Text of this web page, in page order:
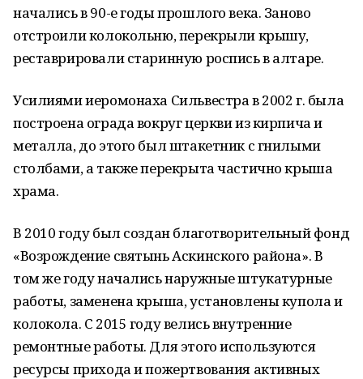
начались в 90-е годы прошлого века. Заново
отстроили колокольню, перекрыли крышу,
реставрировали старинную роспись в алтаре.
Усилиями иеромонаха Сильвестра в 2002 г. была
построена ограда вокруг церкви из кирпича и
металла, до этого был штакетник с гнилыми
столбами, а также перекрыта частично крыша
храма.
В 2010 году был создан благотворительный фонд
«Возрождение святынь Аскинского района». В
том же году начались наружные штукатурные
работы, заменена крыша, установлены купола и
колокола. С 2015 году велись внутренние
ремонтные работы. Для этого используются
ресурсы прихода и пожертвования активных